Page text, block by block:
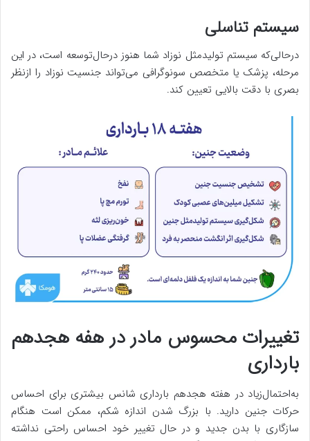
سیستم تناسلی
درحالی‌که سیستم تولیدمثل نوزاد شما هنوز درحال‌توسعه است، در این
مرحله، پزشک یا متخصص سونوگرافی می‌تواند جنسیت نوزاد را ازنظر
بصری با دقت بالایی تعیین کند.
تغییرات محسوس مادر در هفه هجدهم
بارداری
به‌احتمال‌زیاد در هفته هجدهم بارداری شانس بیشتری برای احساس
حرکات جنین دارید. با بزرگ شدن اندازه شکم، ممکن است هنگام
سازگاری با بدن جدید و در حال تغییر خود احساس راحتی نداشته